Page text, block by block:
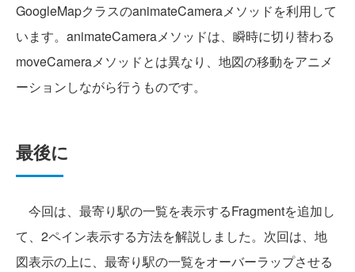
GoogleMapクラスのanimateCameraメソッドを利用して
います。animateCameraメソッドは、瞬時に切り替わる
moveCameraメソッドとは異なり、地図の移動をアニメ
ーションしながら行うものです。
最後に
今回は、最寄り駅の一覧を表示するFragmentを追加し
て、2ペイン表示する方法を解説しました。次回は、地
図表示の上に、最寄り駅の一覧をオーバーラップさせる